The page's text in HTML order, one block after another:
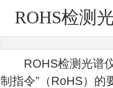
ROHS检测
ROHS检测光谱仪
制指令”（RoHS）的